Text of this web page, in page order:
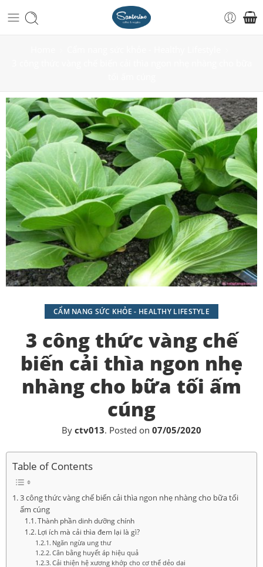
CẨM NANG SỨC KHỎE - HEALTHY LIFESTYLE
3 công thức vàng chế
biến cải thìa ngon nhẹ
nhàng cho bữa tối ấm
cúng
By ctv013. Posted on 07/05/2020
Table of Contents
3 công thức vàng chế biến cải thìa ngon nhẹ nhàng cho bữa tối
ấm cúng
Thành phần dinh dưỡng chính
Lợi ích mà cải thìa đem lại là gì?
Ngăn ngừa ung thư
Cân bằng huyết áp hiệu quả
Cải thiện hệ xương khớp cho cơ thể dẻo dai